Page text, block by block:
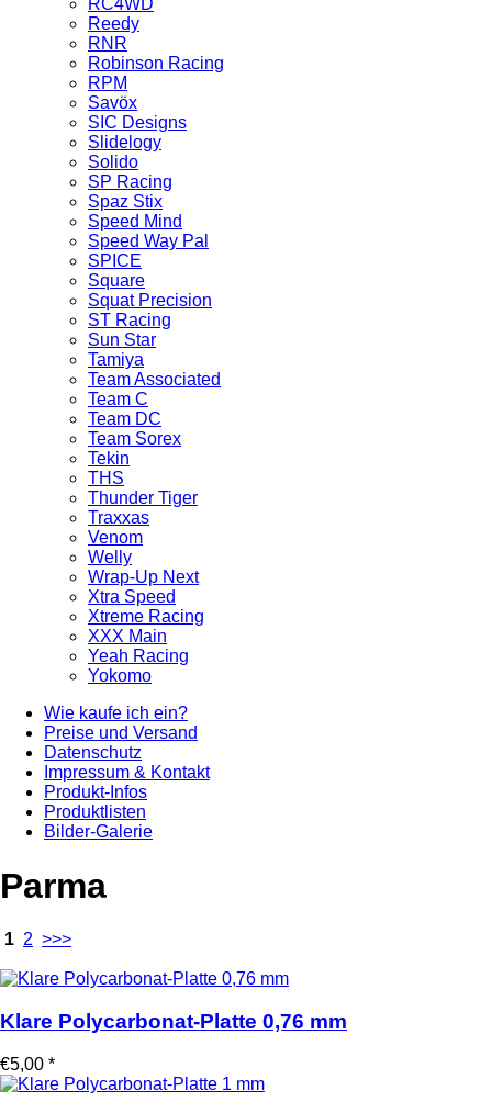
RC4WD
Reedy
RNR
Robinson Racing
RPM
Savöx
SIC Designs
Slidelogy
Solido
SP Racing
Spaz Stix
Speed Mind
Speed Way Pal
SPICE
Square
Squat Precision
ST Racing
Sun Star
Tamiya
Team Associated
Team C
Team DC
Team Sorex
Tekin
THS
Thunder Tiger
Traxxas
Venom
Welly
Wrap-Up Next
Xtra Speed
Xtreme Racing
XXX Main
Yeah Racing
Yokomo
Wie kaufe ich ein?
Preise und Versand
Datenschutz
Impressum & Kontakt
Produkt-Infos
Produktlisten
Bilder-Galerie
Parma
1 2 >>>
Klare Polycarbonat-Platte 0,76 mm
€5,00 *